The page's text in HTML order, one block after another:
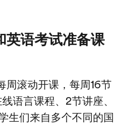
英语考试准备课
周滚动开课，每周16节
语言课程、2节讲座、
生们来自多个不同的国